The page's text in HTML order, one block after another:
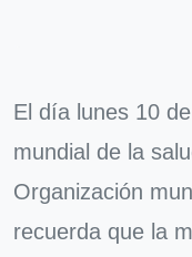
El día lunes 10
mundial de la
Organización
recuerda que la